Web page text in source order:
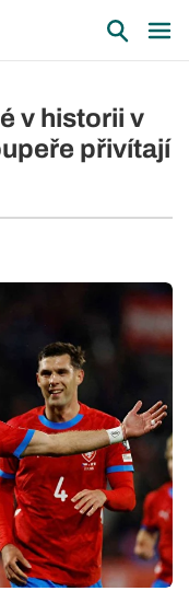
v historii v
přivítají